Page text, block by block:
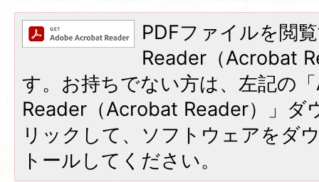
PDFファイルを閲
Reader（Acrobat
す。お持ちでない方は、左記の
Reader（Acrobat Reader）」ダ
リックして、ソフトウェアをダ
トールしてください。